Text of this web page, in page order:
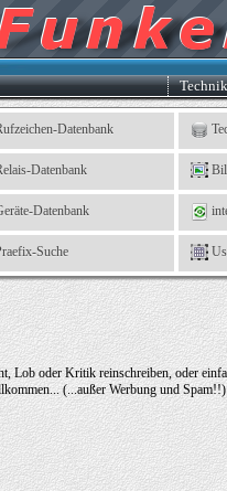
Datenbank
Datenbank
Datenbank
Suche
Lob oder Kritik reinschreiben, oder
(...außer Werbung und Spam!!)